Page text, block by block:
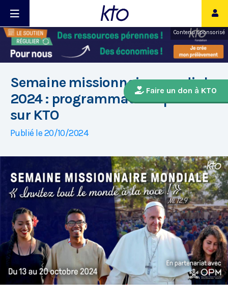
Contenu sponsorisé
Faire un don à KTO
Semaine missionnaire mondiale
2024 : programmation spéciale
sur KTO
Publié le 20/10/2024